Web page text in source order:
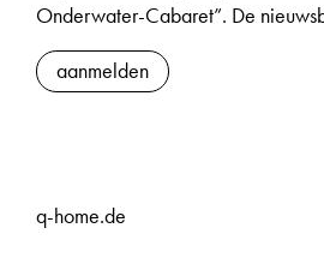
Onderwater-Cabaret”. De
aanmelden
q-home.de